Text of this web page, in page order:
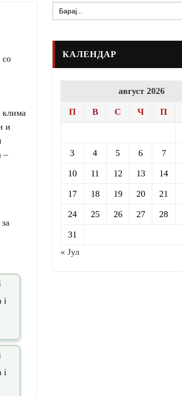
клима
и
–
Search
for:
КАЛЕНДАР
август 2026
П В С Ч П
3 4 5 6 7
10 11 12 13 14
17 18 19 20 21
24 25 26 27 28
31
« Јул